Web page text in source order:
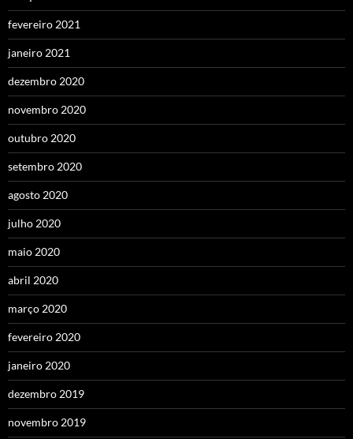
fevereiro 2021
janeiro 2021
dezembro 2020
novembro 2020
outubro 2020
setembro 2020
agosto 2020
julho 2020
maio 2020
abril 2020
março 2020
fevereiro 2020
janeiro 2020
dezembro 2019
novembro 2019